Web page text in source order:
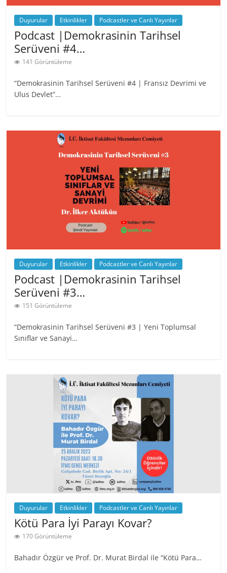
Duyurular Etkinlikler Podcastler ve Canlı Yayınlar
Podcast |Demokrasinin Tarihsel
Serüveni #4…
141 Görüntüleme
“Demokrasinin Tarihsel Serüveni #4 | Fransız Devrimi ve
Ulus Devlet”…
Duyurular Etkinlikler Podcastler ve Canlı Yayınlar
Podcast |Demokrasinin Tarihsel
Serüveni #3…
151 Görüntüleme
“Demokrasinin Tarihsel Serüveni #3 | Yeni Toplumsal
Sınıflar ve Sanayi…
Duyurular Etkinlikler Podcastler ve Canlı Yayınlar
Kötü Para İyi Parayı Kovar?
170 Görüntüleme
Bahadır Özgür ve Prof. Dr. Murat Birdal ile “Kötü Para…